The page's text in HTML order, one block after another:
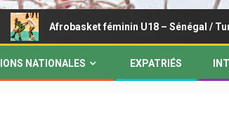
Afrobasket féminin U18 – Sénégal / Tunisie :
NATIONALES EXPATRIÉS